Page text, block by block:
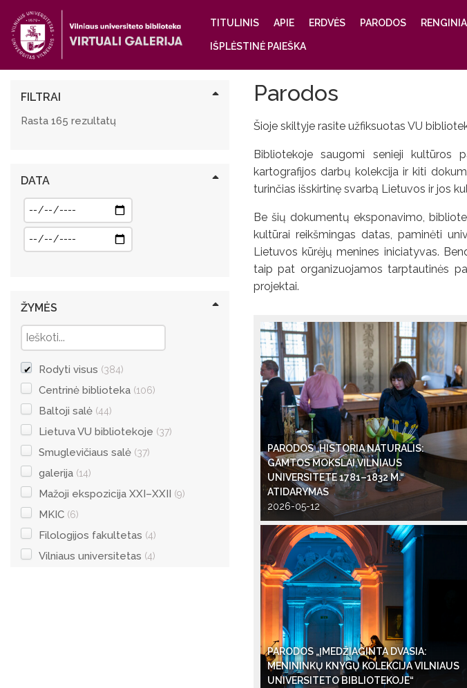
Main
navigation
TITULINIS APIE ERDVĖS PARODOS RENGINIAI
IŠPLĖSTINĖ PAIEŠKA
FILTRAI
Rasta 165 rezultatų
DATA
ŽYMĖS
Rodyti visus (384)
Centrinė biblioteka (106)
Baltoji salė (44)
Lietuva VU bibliotekoje (37)
Smuglevičiaus salė (37)
galerija (14)
Mažoji ekspozicija XXI–XXII (9)
MKIC (6)
Filologijos fakultetas (4)
Vilniaus universitetas (4)
Parodos
Šioje skiltyje rasite užfiksuotas VU
Bibliotekoje saugomi senieji kultūros
kartografijos darbų kolekcija ir kiti
turinčias išskirtinę svarbą Lietuvos ir jos
Be šių dokumentų eksponavimo,
kultūrai reikšmingas datas, paminėti
Lietuvos kūrėjų menines iniciatyvas.
taip pat organizuojamos tarptautinės
projektai.
PARODOS „HISTORIA NATURALIS:
GAMTOS MOKSLAI VILNIAUS
UNIVERSITETE 1781–1832 M.“
ATIDARYMAS
2026-05-12
PARODOS „ĮMEDŽIAGINTA DVASIA:
MENININKŲ KNYGŲ KOLEKCIJA VILNIAUS
UNIVERSITETO BIBLIOTEKOJE“